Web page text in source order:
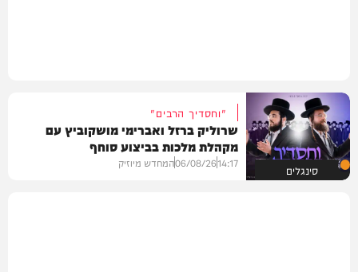
סינגלים
"וחסדיך הרבים"
שרוליק ברזל ואברימי מושקוביץ עם
מקהלת מלכות בביצוע סוחף
14:17
06/08/26המחדש מיוזיק